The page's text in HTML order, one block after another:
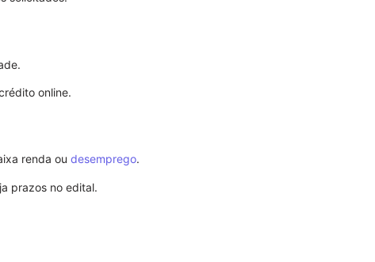
online.
renda ou desemprego.
prazos no edital.